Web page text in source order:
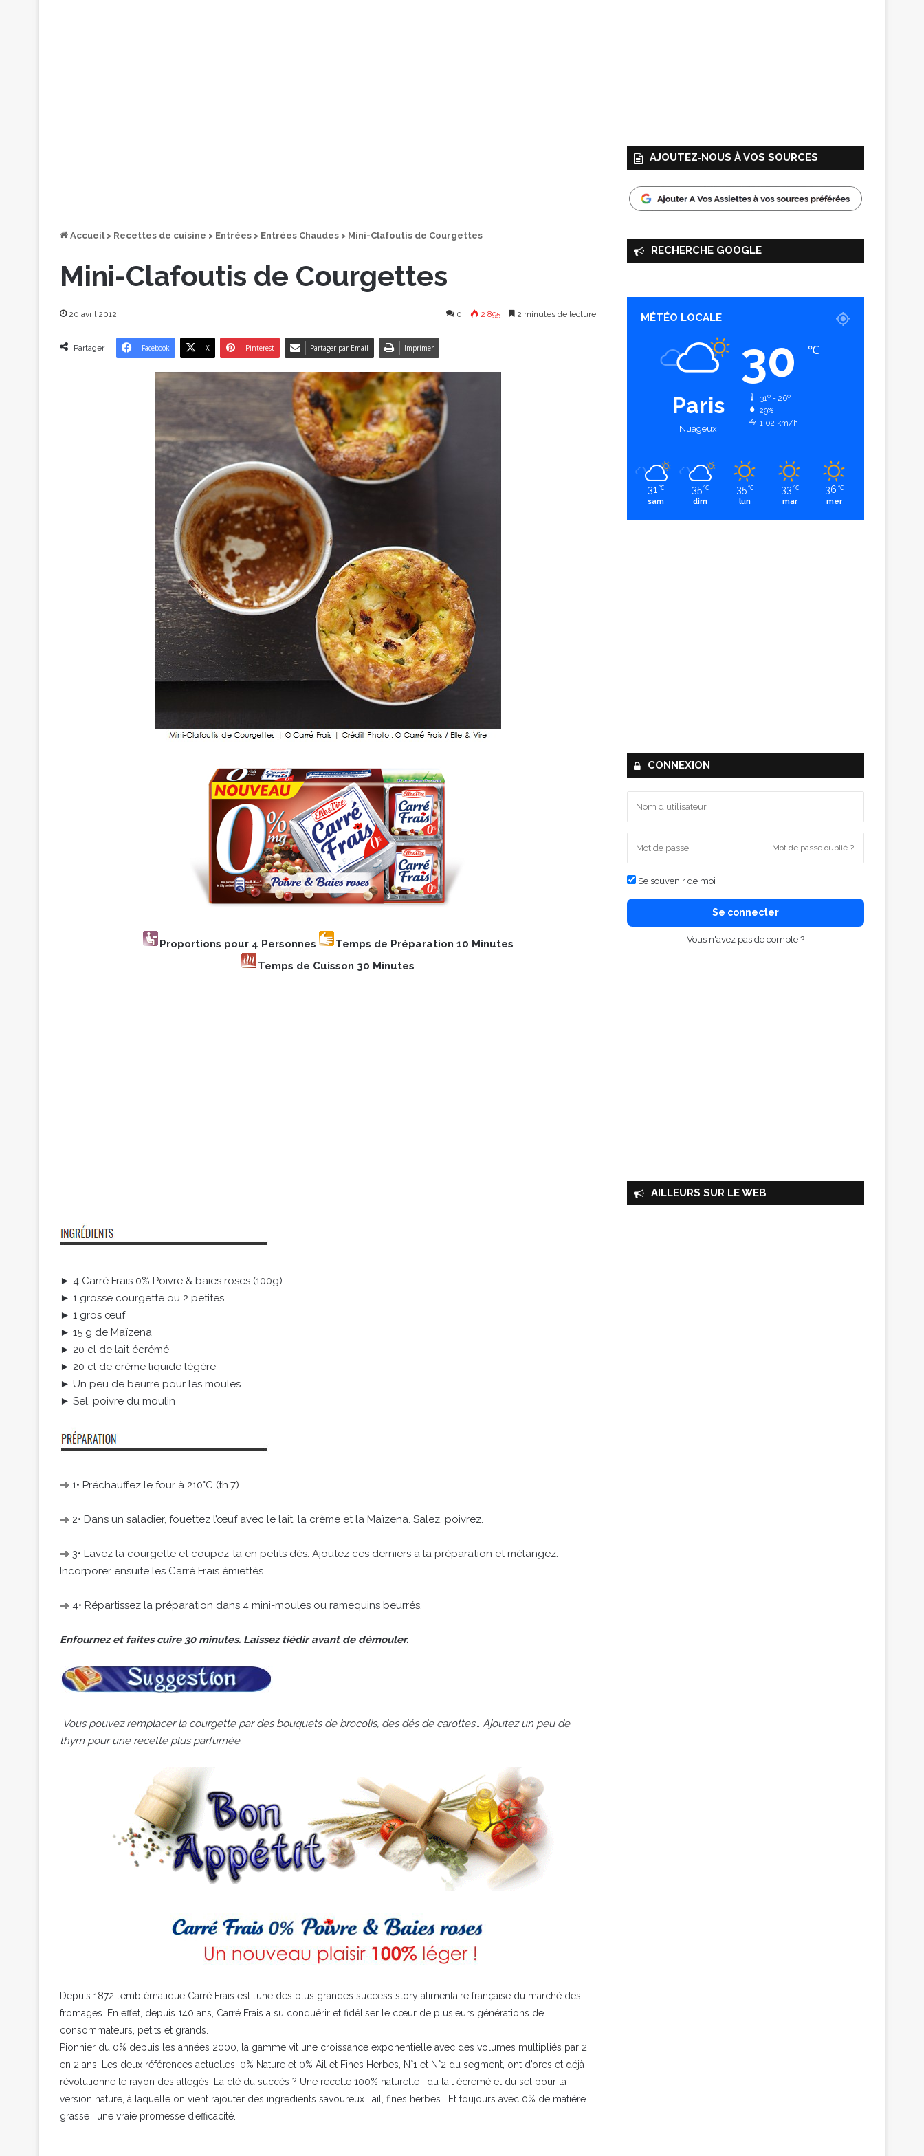
Accueil > Recettes de cuisine > Entrées > Entrées Chaudes > Mini-Clafoutis de Courgettes
Mini-Clafoutis de Courgettes
20 avril 2012 0 2 895 2 minutes de lecture
Partager Facebook X Pinterest Partager par Email Imprimer
Proportions pour 4 Personnes
Temps de Préparation 10 Minutes
Temps de Cuisson 30 Minutes
► 4 Carré Frais 0% Poivre & baies roses (100g)
► 1 grosse courgette ou 2 petites
► 1 gros œuf
► 15 g de Maïzena
► 20 cl de lait écrémé
► 20 cl de crème liquide légère
► Un peu de beurre pour les moules
► Sel, poivre du moulin
1• Préchauffez le four à 210°C (th.7).
2• Dans un saladier, fouettez l’œuf avec le lait, la crème et la Maïzena. Salez, poivrez.
3• Lavez la courgette et coupez-la en petits dés. Ajoutez ces derniers à la préparation et mélangez.
Incorporer ensuite les Carré Frais émiettés.
4• Répartissez la préparation dans 4 mini-moules ou ramequins beurrés.
Enfournez et faites cuire 30 minutes. Laissez tiédir avant de démouler.
Vous pouvez remplacer la courgette par des bouquets de brocolis, des dés de carottes… Ajoutez un peu de
thym pour une recette plus parfumée.
Depuis 1872 l’emblématique Carré Frais est l’une des plus grandes success story alimentaire française du marché des
fromages. En effet, depuis 140 ans, Carré Frais a su conquérir et fidéliser le cœur de plusieurs générations de
consommateurs, petits et grands.
Pionnier du 0% depuis les années 2000, la gamme vit une croissance exponentielle avec des volumes multipliés par 2
en 2 ans. Les deux références actuelles, 0% Nature et 0% Ail et Fines Herbes, N°1 et N°2 du segment, ont d’ores et déjà
révolutionné le rayon des allégés. La clé du succès ? Une recette 100% naturelle : du lait écrémé et du sel pour la
version nature, à laquelle on vient rajouter des ingrédients savoureux : ail, fines herbes… Et toujours avec 0% de matière
grasse : une vraie promesse d’efficacité.
AJOUTEZ‑NOUS À VOS SOURCES
RECHERCHE GOOGLE
MÉTÉO LOCALE
Paris
Nuageux
30 ℃
31º - 26º
29%
1.02 km/h
31 ℃
sam
35 ℃
dim
35 ℃
lun
33 ℃
mar
36 ℃
mer
CONNEXION
Mot de passe oublié ?
Se souvenir de moi
Se connecter
Vous n'avez pas de compte ?
AILLEURS SUR LE WEB